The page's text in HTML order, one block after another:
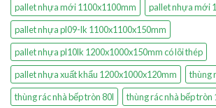
pallet nhựa mới 1100x1100mm
pallet nhựa mới
pallet nhựa pl09-lk 1100x1100x150mm
pallet nhựa pl10lk 1200x1000x150mm có lõi thép
pallet nhựa xuất khẩu 1200x1000x120mm
thùng
thùng rác nhà bếp tròn 80l
thùng rác nhà bếp tròn